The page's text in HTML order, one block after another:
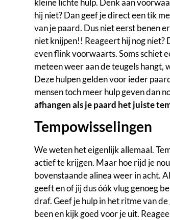
kleine lichte hulp. Denk aan
hij niet? Dan geef je direct een tik
van je paard. Dus niet eerst benen
niet knijpen!! Reageert hij nog niet?
even flink voorwaarts. Soms schiet
meteen weer aan de teugels hangt,
Deze hulpen gelden voor ieder
mensen toch meer hulp geven dan
afhangen als je paard het juiste
Tempowisselingen
We weten het eigenlijk allemaal.
actief te krijgen. Maar hoe rijd je
bovenstaande alinea weer in acht.
geeft en of jij dus óók vlug genoeg
draf. Geef je hulp in het ritme van
been en kijk goed voor je uit.